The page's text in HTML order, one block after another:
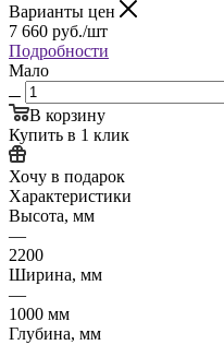
Варианты цен
7 660 руб./шт
Подробности
Мало
В корзину
Купить в 1 клик
Хочу в подарок
Характеристики
Высота, мм
—
2200
Ширина, мм
—
1000 мм
Глубина, мм